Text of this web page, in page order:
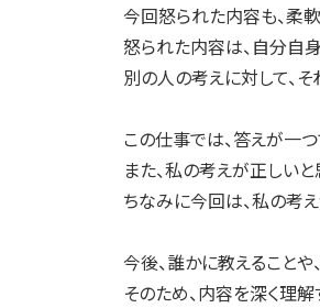
今回怒られた内容も、柔
怒られた内容は、自分自
別の人の考えに対して、
この仕事では、答えが一
また、私の考えが正しい
ちなみに今回は、私の考
今後、誰かに教えること
そのため、内容を深く理